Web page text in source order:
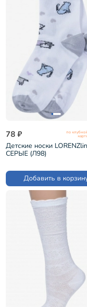
78 ₽ по клубной
Детские носки
СЕРЫЕ (Л98)
Добавить в